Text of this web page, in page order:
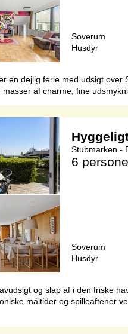
Soverum
Husdyr
en dejlig ferie med udsigt
af charme, fine
Stubmarken -
6
Soverum
Husdyr
og slap af i den friske
måltider og spilleaftener